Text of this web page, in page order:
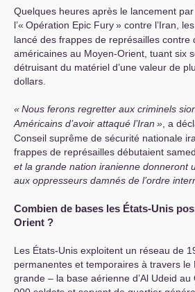
Quelques heures après le lancement
l’« Opération Epic Fury» contre l’Iran,
lancé des frappes de représailles contre
américaines au Moyen-Orient, tuant six
détruisant du matériel d’une valeur de
dollars.
«Nous ferons regretter aux criminels
Américains d’avoir attaqué l’Iran » , a
Conseil suprême de sécurité nationale
frappes de représailles débutaient
et la grande nation iranienne donneront
aux oppresseurs damnés de l’ordre
Combien de bases les États-Unis
Orient ?
Les États-Unis exploitent un réseau de
permanentes et temporaires à travers le
grande – la base aérienne d’Al Udeid